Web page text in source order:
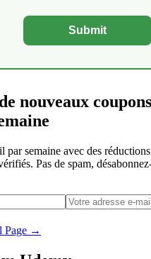
Submit
nouveaux
par semaine avec des
Pas de spam,
Page →